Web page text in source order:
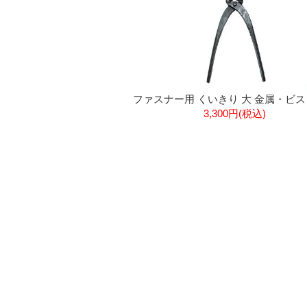
ファスナー用 くいきり 大 金属・ビ
3,300円(税込)